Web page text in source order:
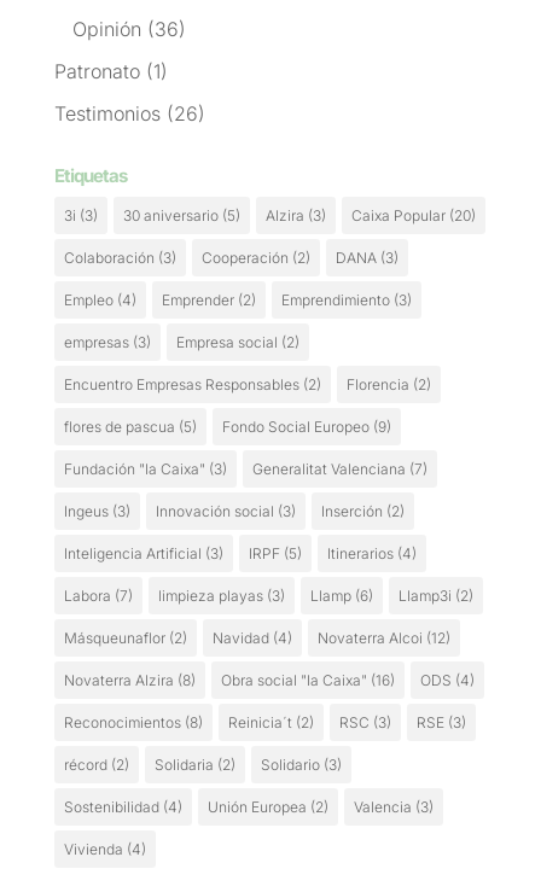
Opinión (36)
Patronato(1)
Testimonios(26)
Etiquetas
3i (3) 30 aniversario(5) Alzira (3) Caixa Popular(20)
Colaboración (3) Cooperación (2) DANA(3)
Empleo(4) Emprender(2) Emprendimiento(3)
empresas(3) Empresa social (2)
Encuentro Empresas Responsables(2) Florencia (2)
flores de pascua (5) Fondo Social Europeo(9)
Fundación "la Caixa" (3) Generalitat Valenciana (7)
Ingeus(3) Innovación social (3) Inserción (2)
Inteligencia Artificial (3) IRPF(5) Itinerarios(4)
Labora (7) limpieza playas(3) Llamp(6) Llamp3i (2)
Másqueunaflor(2) Navidad(4) Novaterra Alcoi (12)
Novaterra Alzira (8) Obra social "la Caixa" (16) ODS (4)
Reconocimientos(8) Reinicia´t (2) RSC (3) RSE(3)
récord(2) Solidaria (2) Solidario(3)
Sostenibilidad(4) Unión Europea (2) Valencia (3)
Vivienda (4)